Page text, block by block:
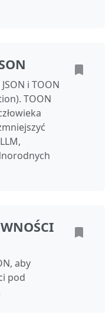
i TOON
TOON
aby
pod